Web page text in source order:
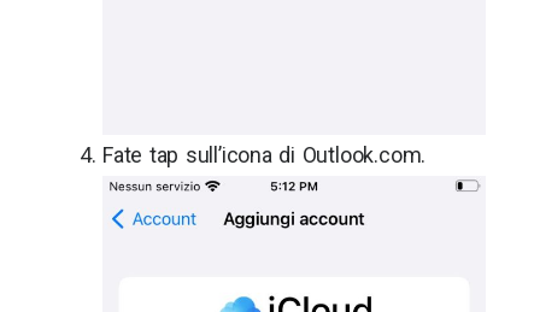
Fate tap sull’icona di Outlook.com.